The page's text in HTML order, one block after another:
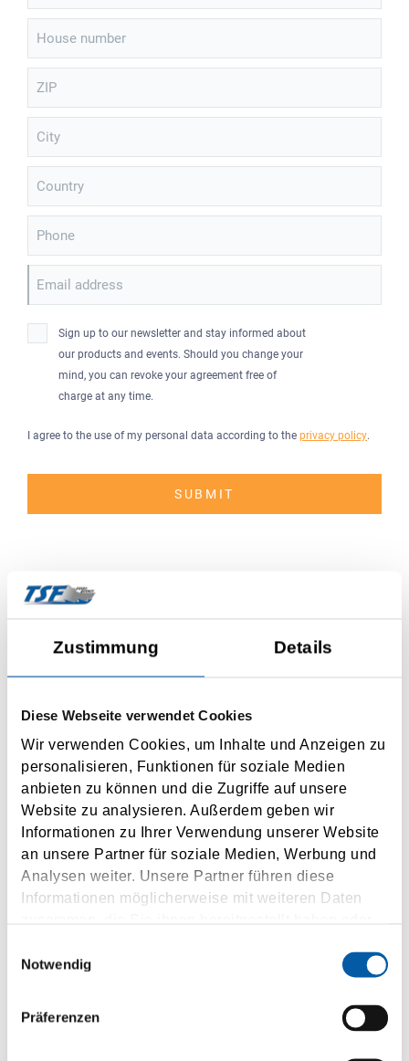
Zustimmung Details
Diese Webseite verwendet Cookies
Wir verwenden Cookies, um Inhalte und Anzeigen zu
personalisieren, Funktionen für soziale Medien
anbieten zu können und die Zugriffe auf unsere
Website zu analysieren. Außerdem geben wir
Informationen zu Ihrer Verwendung unserer Website
an unsere Partner für soziale Medien, Werbung und
Analysen weiter. Unsere Partner führen diese
Informationen möglicherweise mit weiteren Daten
gesammelt haben.
Notwendig
Präferenzen
House number
ZIP
City
Country
Phone
Email address
Sign up to our newsletter and stay informed about
our products and events. Should you change your
mind, you can revoke your agreement free of
charge at any time.
I agree to the use of my personal data according to the privacy policy.
SUBMIT
Kontaktní formulář
Your message to us
Personal information
Mr. Mrs.
Firstname
Lastname